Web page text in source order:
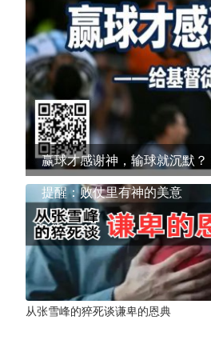
赢球才感谢神，输球就沉默
提醒：败仗里有神的美意
从张雪峰的猝死谈谦卑的恩典